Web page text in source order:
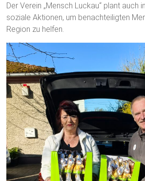
Der Verein „Mensch Luckau“ plant auch
soziale Aktionen, um benachteiligten
Region zu helfen.